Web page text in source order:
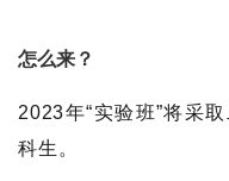
怎么来？
2023年“实验班”将采
科生。